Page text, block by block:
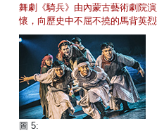
舞劇《騎兵》由內蒙古藝術劇院
懷，向歷史中不屈不撓的馬背英烈
圖 5: